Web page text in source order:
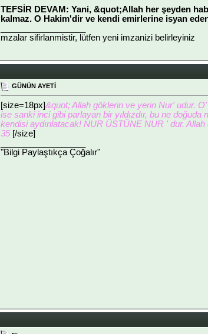
TEFSİR DEVAM: Yani, &quot;Allah her şeyden
kalmaz. O Hakim'dir ve kendi emirlerine isyan
mzalar sifirlanmistir, lütfen yeni imzanizi belirleyiniz
GÜNÜN AYETİ
[size=18px]&quot; Allah göklerin ve yerin Nur' udur.
ise sanki inci gibi parlayan bir yıldızdır, bu ne
kendisi aydınlatacak! NUR ÜSTÜNE NUR ' dur.
35 [/size]
"Bilgi Paylaştıkça Çoğalır"